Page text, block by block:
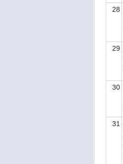
28
29
30
31